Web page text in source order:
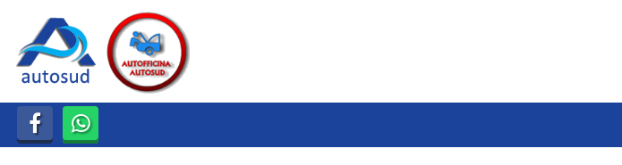
HOME
LISTA VEICOLI
ACQUISTIAMO USATO